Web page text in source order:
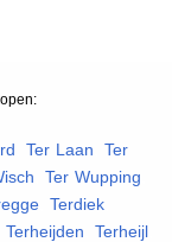
Ter Laan
Ter
Ter Wupping
Terdiek
Terheijden Terheijl